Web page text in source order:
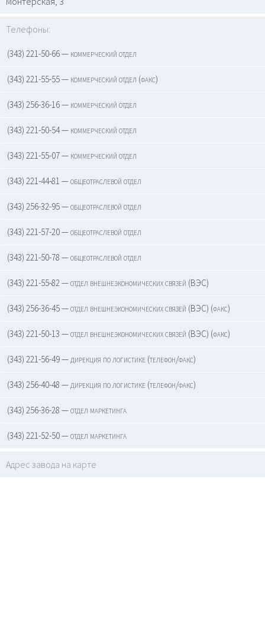
Телефоны:
(343) 221-50-66 — коммерческий отдел
(343) 221-55-55 — коммерческий отдел (факс)
(343) 256-36-16 — коммерческий отдел
(343) 221-50-54 — коммерческий отдел
(343) 221-55-07 — коммерческий отдел
(343) 221-44-81 — общеотраслевой отдел
(343) 256-32-95 — общеотраслевой отдел
(343) 221-57-20 — общеотраслевой отдел
(343) 221-50-78 — общеотраслевой отдел
(343) 221-55-82 — отдел внешнеэкономических связей (ВЭС)
(343) 256-36-45 — отдел внешнеэкономических связей (ВЭС) (факс)
(343) 221-50-13 — отдел внешнеэкономических связей (ВЭС) (факс)
(343) 221-56-49 — дирекция по логистике (телефон/факс)
(343) 256-40-48 — дирекция по логистике (телефон/факс)
(343) 256-36-28 — отдел маркетинга
(343) 221-52-50 — отдел маркетинга
Адрес завода на карте